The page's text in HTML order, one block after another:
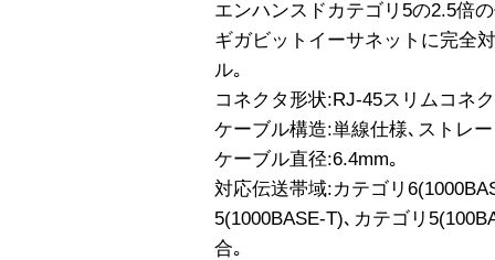
エンハンスドカテゴリ5の2.5倍
ギガビットイーサネットに完全
ル｡
コネクタ形状:RJ-45スリムコネ
ケーブル構造:単線仕様､ストレ
ケーブル直径:6.4mm｡
対応伝送帯域:カテゴリ
5(1000BASE-T)､カテゴリ
合｡